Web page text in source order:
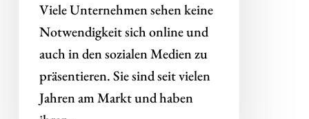
Online
Notwendigkeit
Viele Unternehmen sehen keine
Notwendigkeit sich online und
auch in den sozialen Medien zu
präsentieren. Sie sind seit vielen
Jahren am Markt und haben